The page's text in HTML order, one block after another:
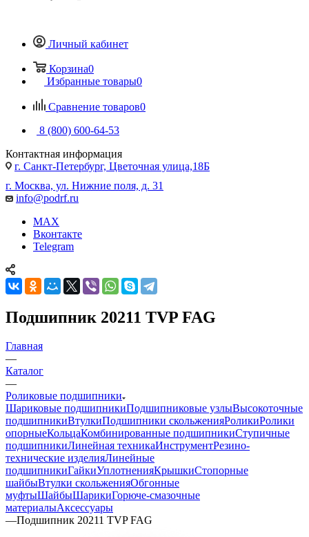
Личный кабинет
Корзина0
Избранные товары0
Сравнение товаров0
8 (800) 600-64-53
Контактная информация
г. Санкт-Петербург, Цветочная улица,18Б
г. Москва, ул. Нижние поля, д. 31
info@podrf.ru
MAX
Вконтакте
Telegram
Подшипник 20211 TVP FAG
Главная
—
Каталог
—
Роликовые подшипники
Шариковые подшипникиПодшипниковые узлыВысокоточные
подшипникиВтулкиПодшипники скольженияРоликиРолики
опорныеКольцаКомбинированные подшипникиСтупичные
подшипникиЛинейная техникаИнструментРезино-
технические изделияЛинейные
подшипникиГайкиУплотненияКрышкиСтопорные
шайбыВтулки скольженияОбгонные
муфтыШайбыШарикиГорюче-смазочные
материалыАксессуары
—Подшипник 20211 TVP FAG